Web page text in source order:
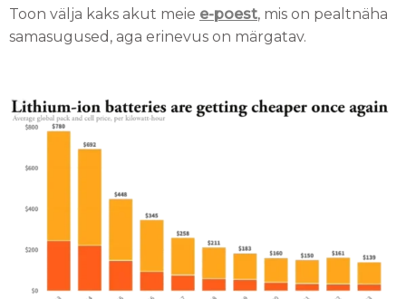
Toon välja kaks akut meie e-poest, mis on pealtnäha
samasugused, aga erinevus on märgatav.